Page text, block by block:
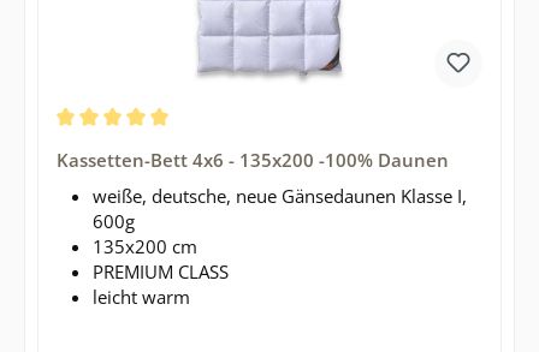
Kassetten-Bett 4x6 - 135x200 -100% Daunen
weiße, deutsche, neue Gänsedaunen Klasse I,
600g
135x200 cm
PREMIUM CLASS
leicht warm